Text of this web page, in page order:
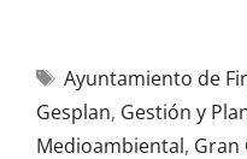
Ayuntamiento de
Gesplan, Gestión y
Medioambiental, Gran